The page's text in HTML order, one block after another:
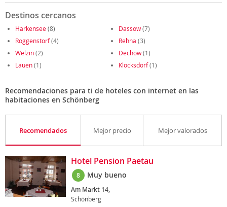
Destinos cercanos
Harkensee(8) Dassow(7)
Roggenstorf(4) Rehna (3)
Welzin(2) Dechow(1)
Lauen(1) Klocksdorf(1)
Recomendaciones para ti de hoteles con internet en las
habitaciones en Schönberg
Recomendados Mejor precio Mejor valorados
Hotel Pension Paetau
8 Muy bueno
Am Markt 14,
Schönberg